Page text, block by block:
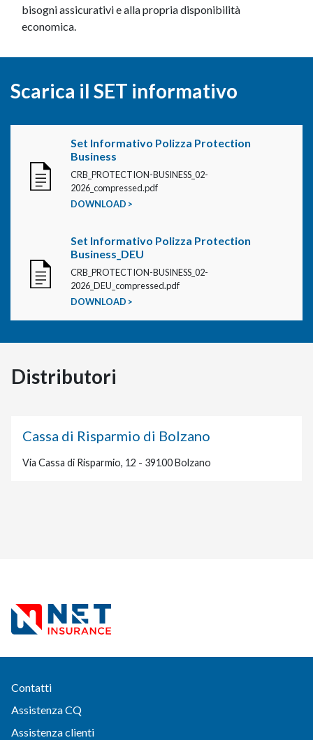
bisogni assicurativi e alla propria disponibilità
economica.
Scarica il SET informativo
Set Informativo Polizza Protection
Business
CRB_PROTECTION-BUSINESS_02-
2026_compressed.pdf
DOWNLOAD >
Set Informativo Polizza Protection
Business_DEU
CRB_PROTECTION-BUSINESS_02-
2026_DEU_compressed.pdf
DOWNLOAD >
Distributori
Cassa di Risparmio di Bolzano
Via Cassa di Risparmio, 12 - 39100 Bolzano
Contatti
Assistenza CQ
Assistenza clienti